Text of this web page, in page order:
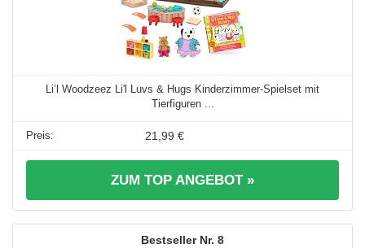
Li’l Woodzeez Li'l Luvs & Hugs Kinderzimmer-Spielset mit
Tierfiguren ...
21,99 €
ZUM TOP ANGEBOT »
8